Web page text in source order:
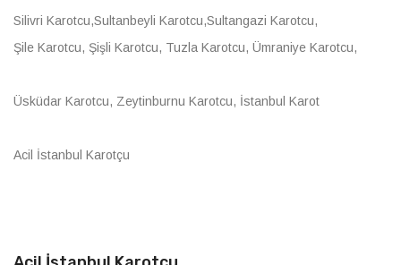
Silivri Karotcu,Sultanbeyli Karotcu,Sultangazi Karotcu,
Şile Karotcu, Şişli Karotcu, Tuzla Karotcu, Ümraniye Karotcu,
Üsküdar Karotcu, Zeytinburnu Karotcu, İstanbul Karot
Acil İstanbul Karotçu